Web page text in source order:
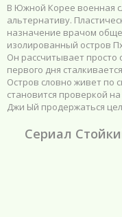
В Южной Корее военная
альтернативу.
назначение врачом
изолированный остров
Он рассчитывает просто
первого дня
Остров словно живет по
становится проверкой
Джи Ый продержаться
Сериал